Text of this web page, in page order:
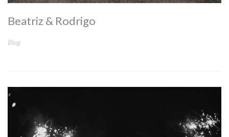
Beatriz & Rodrigo
Blog